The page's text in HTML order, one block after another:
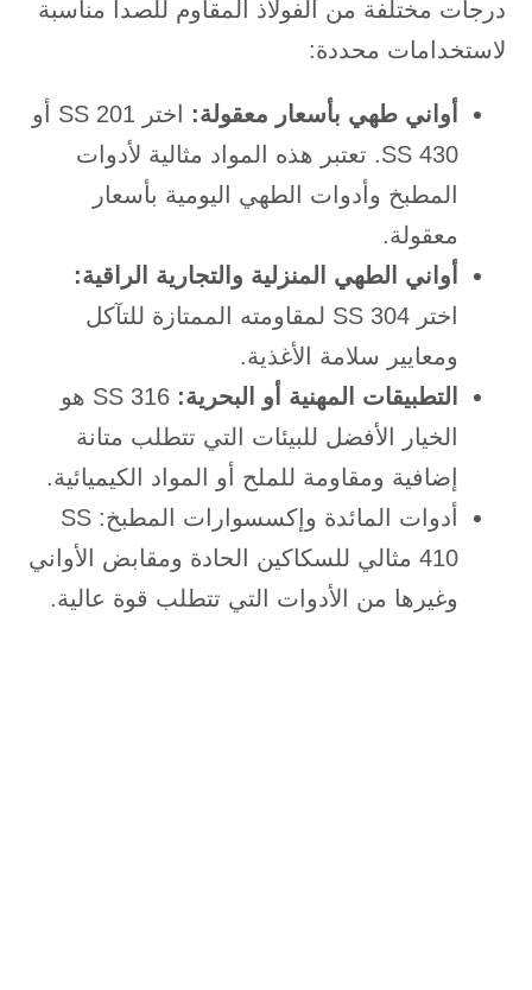
درجات مختلفة من الفولاذ المقاوم للصدأ مناسبة
لاستخدامات محددة:
أواني طهي بأسعار معقولة:
اختر SS 201 أو
SS 430. تعتبر هذه المواد مثالية لأدوات
المطبخ وأدوات الطهي اليومية بأسعار
معقولة.
أواني الطهي المنزلية والتجارية الراقية:
اختر SS 304 لمقاومته الممتازة للتآكل
ومعايير سلامة الأغذية.
التطبيقات المهنية أو البحرية:
SS 316 هو
الخيار الأفضل للبيئات التي تتطلب متانة
إضافية ومقاومة للملح أو المواد الكيميائية.
أدوات المائدة وإكسسوارات المطبخ: SS
410 مثالي للسكاكين الحادة ومقابض الأواني
وغيرها من الأدوات التي تتطلب قوة عالية.